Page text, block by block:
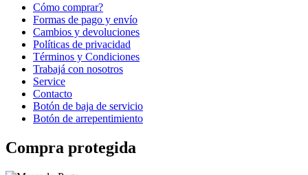
Cómo comprar?
Formas de pago y envío
Cambios y devoluciones
Políticas de privacidad
Términos y Condiciones
Trabajá con nosotros
Service
Contacto
Botón de baja de servicio
Botón de arrepentimiento
Compra protegida